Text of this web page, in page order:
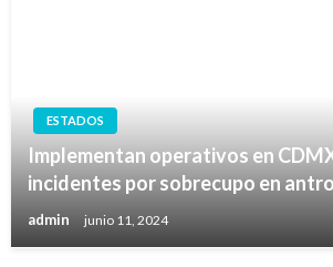
ESTADOS
Implementan operativos en
incidentes por sobrecupo en
admin junio 11, 2024